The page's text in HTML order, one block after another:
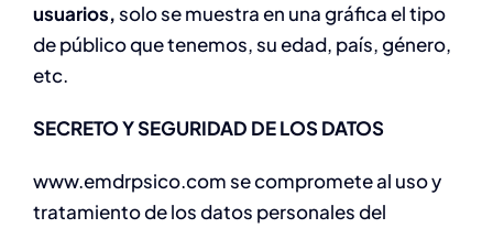
usuarios,solo se muestra en una gráfica el tipo
de público que tenemos, su edad, país, género,
etc.
SECRETO Y SEGURIDAD DE LOS DATOS
www.emdrpsico.com se compromete al uso y
tratamiento de los datos personales del